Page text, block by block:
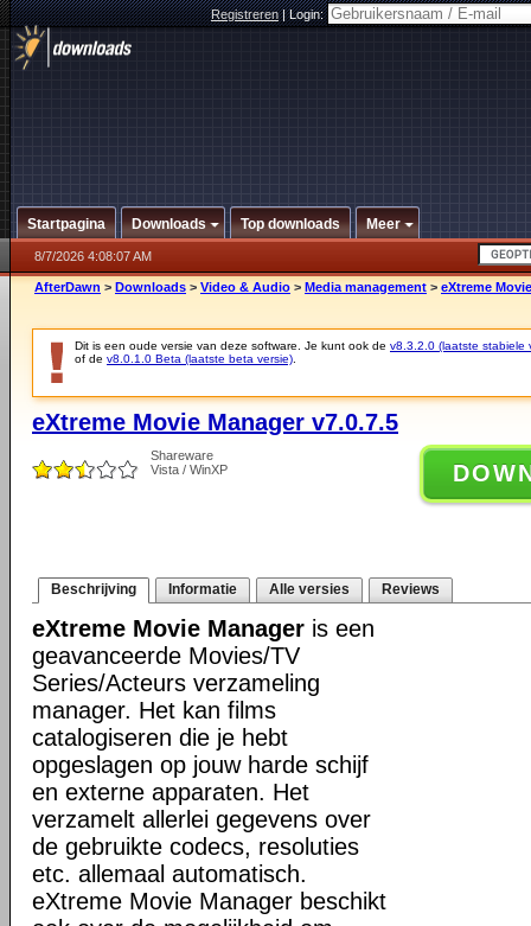
Registreren|Login:
Startpagina Downloads Top downloads Meer
8/7/2026 4:08:07 AM
AfterDawn > Downloads > Video & Audio > Media management > eXtreme
Dit is een oude versie van deze software. Je kunt ook de v8.3.2.0 (laatste stabiele
of de v8.0.1.0 Beta (laatste beta versie)
eXtreme Movie Manager v7.0.7.5
Shareware
Vista / WinXP
Beschrijving Informatie Alle versies Reviews
eXtreme Movie Manager is een
geavanceerde Movies/TV
Series/Acteurs verzameling
manager. Het kan films
catalogiseren die je hebt
opgeslagen op jouw harde schijf
en externe apparaten. Het
verzamelt allerlei gegevens over
de gebruikte codecs, resoluties
etc. allemaal automatisch.
eXtreme Movie Manager beschikt